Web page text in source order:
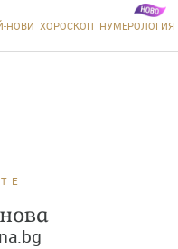
НОВИ ХОРОСКОП НУМЕРОЛОГИЯ